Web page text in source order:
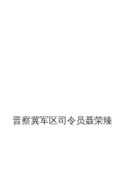
晋察冀军区司令员聂荣臻